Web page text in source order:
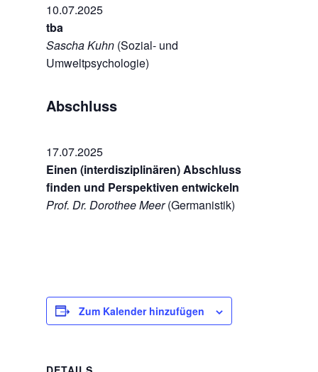
10.07.2025
tba
Sascha Kuhn(Sozial- und
Umweltpsychologie)
Abschluss
17.07.2025
Einen (interdisziplinären) Abschluss
finden und Perspektiven entwickeln
Prof. Dr. Dorothee Meer(Germanistik)
Zum Kalender hinzufügen